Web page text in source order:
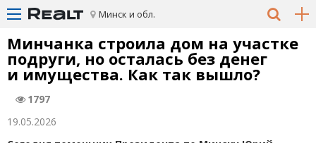
Минск и обл.
Минчанка строила дом на участке
подруги, но осталась без денег
и имущества. Как так вышло?
1797
19.05.2026